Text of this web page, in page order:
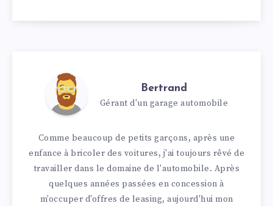
Bertrand
Gérant d'un garage automobile
Comme beaucoup de petits garçons, après une
enfance à bricoler des voitures, j'ai toujours rêvé de
travailler dans le domaine de l'automobile. Après
quelques années passées en concession à
m'occuper d'offres de leasing, aujourd'hui mon